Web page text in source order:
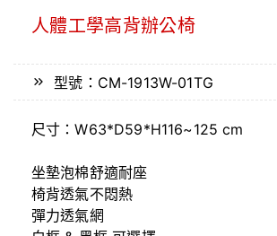
人體工學高背辦公椅
型號：CM-1913W-01TG
尺寸：W63*D59*H116~125 cm
坐墊泡棉舒適耐座
椅背透氣不悶熱
彈力透氣網